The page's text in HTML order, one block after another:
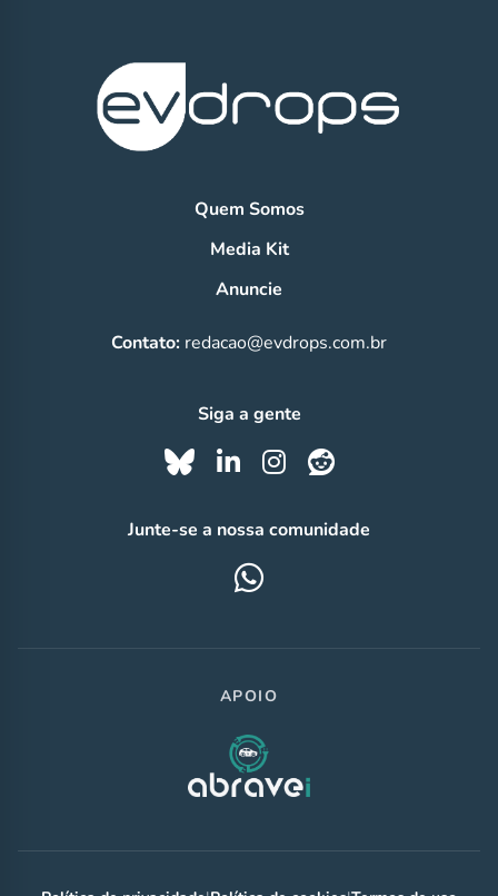
Quem Somos
Media Kit
Anuncie
Contato: redacao@evdrops.com.br
Siga a gente
Junte-se a nossa comunidade
APOIO